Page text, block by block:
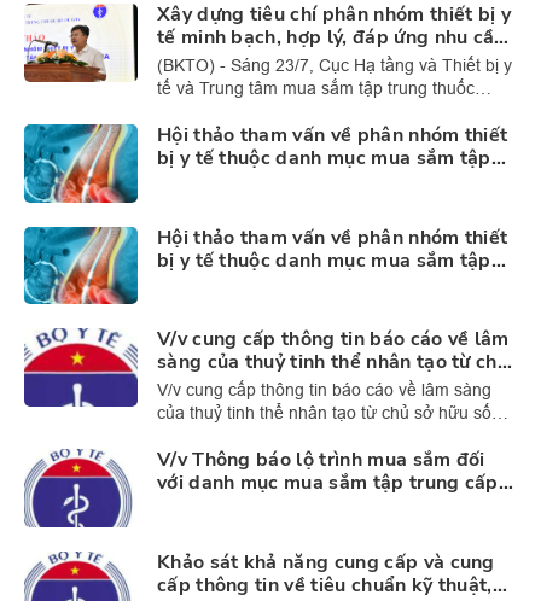
Xây dựng tiêu chí phân nhóm thiết bị y
tế minh bạch, hợp lý, đáp ứng nhu cầu
khám, chữa bệnh
(BKTO) - Sáng 23/7, Cục Hạ tầng và Thiết bị y
tế và Trung tâm mua sắm tập trung thuốc
về phân nhóm thiết bị y tế thuộc phạm vi danh
mục mua sắm tập trung cấp quốc gia.
Hội thảo tham vấn về phân nhóm thiết
bị y tế thuộc danh mục mua sắm tập
trực tuyến)
Hội thảo tham vấn về phân nhóm thiết
bị y tế thuộc danh mục mua sắm tập
V/v cung cấp thông tin báo cáo về lâm
sàng của thuỷ tinh thể nhân tạo từ chủ
sở hữu số lưu hành (lần 2)
V/v cung cấp thông tin báo cáo về lâm sàng
của thuỷ tinh thể nhân tạo từ chủ sở hữu số
V/v Thông báo lộ trình mua sắm đối
với danh mục mua sắm tập trung cấp
Khảo sát khả năng cung cấp và cung
cấp thông tin về tiêu chuẩn kỹ thuật,